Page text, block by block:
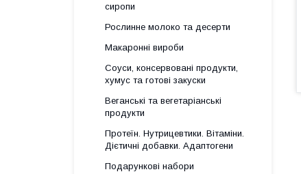
сиропи
Рослинне молоко та десерти
Макаронні вироби
Соуси, консервовані продукти,
хумус та готові закуски
Веганські та вегетаріанські
продукти
Протеїн. Нутрицевтики. Вітаміни.
Дієтичні добавки. Адаптогени
Подарункові набори